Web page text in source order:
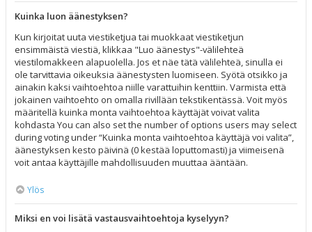
Kuinka luon äänestyksen?
Kun kirjoitat uuta viestiketjua tai muokkaat viestiketjun
ensimmäistä viestiä, klikkaa "Luo äänestys"-välilehteä
viestilomakkeen alapuolella. Jos et näe tätä välilehteä, sinulla ei
ole tarvittavia oikeuksia äänestysten luomiseen. Syötä otsikko ja
ainakin kaksi vaihtoehtoa niille varattuihin kenttiin. Varmista että
jokainen vaihtoehto on omalla rivillään tekstikentässä. Voit myös
määritellä kuinka monta vaihtoehtoa käyttäjät voivat valita
kohdasta You can also set the number of options users may select
during voting under “Kuinka monta vaihtoehtoa käyttäjä voi valita”,
äänestyksen kesto päivinä (0 kestää loputtomasti) ja viimeisenä
voit antaa käyttäjille mahdollisuuden muuttaa ääntään.
Ylös
Miksi en voi lisätä vastausvaihtoehtoja kyselyyn?